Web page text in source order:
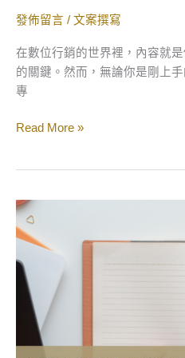
發佈留言 / 文案撰寫
在數位行銷的世界裡，內容就
的關鍵。然而，無論你是剛上
專
整
理
給
你！
Read More »
行
銷
案
怎
寫？
掌